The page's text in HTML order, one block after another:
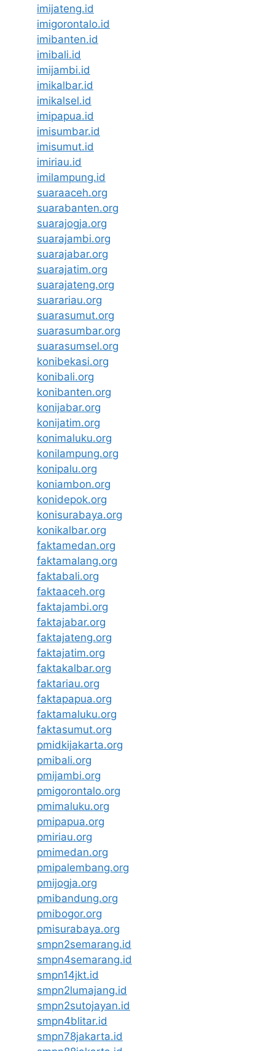
imijateng.id
imigorontalo.id
imibanten.id
imibali.id
imijambi.id
imikalbar.id
imikalsel.id
imipapua.id
imisumbar.id
imisumut.id
imiriau.id
imilampung.id
suaraaceh.org
suarabanten.org
suarajogja.org
suarajambi.org
suarajabar.org
suarajatim.org
suarajateng.org
suarariau.org
suarasumut.org
suarasumbar.org
suarasumsel.org
konibekasi.org
konibali.org
konibanten.org
konijabar.org
konijatim.org
konimaluku.org
konilampung.org
konipalu.org
koniambon.org
konidepok.org
konisurabaya.org
konikalbar.org
faktamedan.org
faktamalang.org
faktabali.org
faktaaceh.org
faktajambi.org
faktajabar.org
faktajateng.org
faktajatim.org
faktakalbar.org
faktariau.org
faktapapua.org
faktamaluku.org
faktasumut.org
pmidkijakarta.org
pmibali.org
pmijambi.org
pmigorontalo.org
pmimaluku.org
pmipapua.org
pmiriau.org
pmimedan.org
pmipalembang.org
pmijogja.org
pmibandung.org
pmibogor.org
pmisurabaya.org
smpn2semarang.id
smpn4semarang.id
smpn14jkt.id
smpn2lumajang.id
smpn2sutojayan.id
smpn4blitar.id
smpn78jakarta.id